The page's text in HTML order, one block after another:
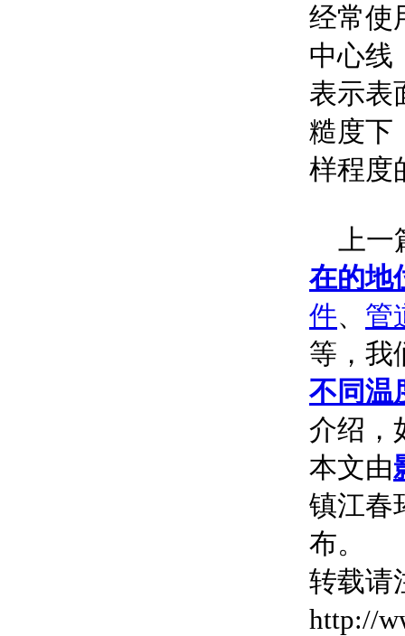
经常使
中心线
表示表
糙度下
样程度
上一
在的地
件、 管
等，我
不同温
介绍，
本文由
镇江春
布。
转载请
http://